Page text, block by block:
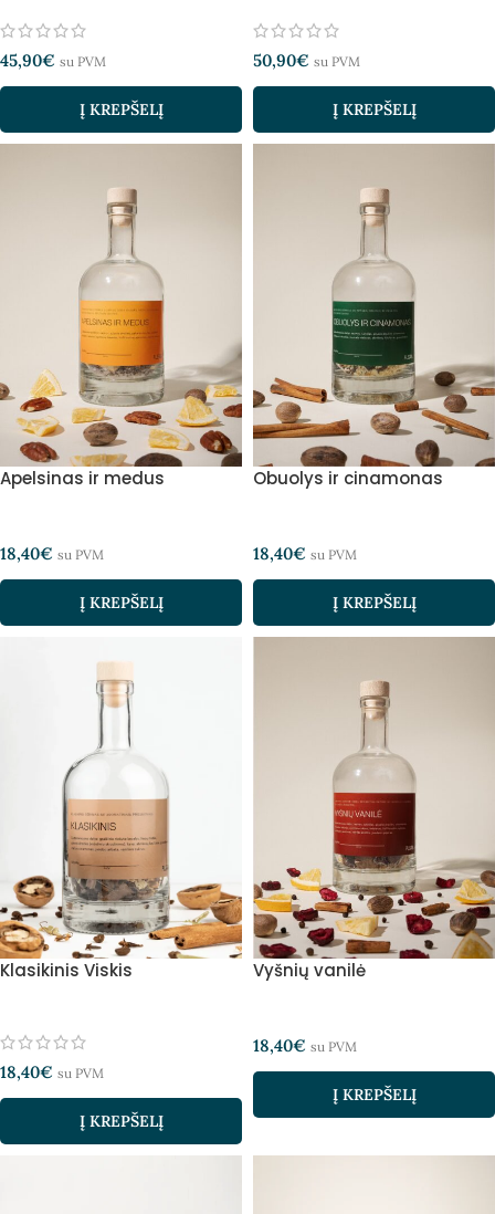
45,90€ su PVM
Į KREPŠELĮ
50,90€ su PVM
Į KREPŠELĮ
Apelsinas ir medus
18,40€ su PVM
Į KREPŠELĮ
Obuolys ir cinamonas
18,40€ su PVM
Į KREPŠELĮ
Klasikinis Viskis
18,40€ su PVM
Į KREPŠELĮ
Vyšnių vanilė
18,40€ su PVM
Į KREPŠELĮ